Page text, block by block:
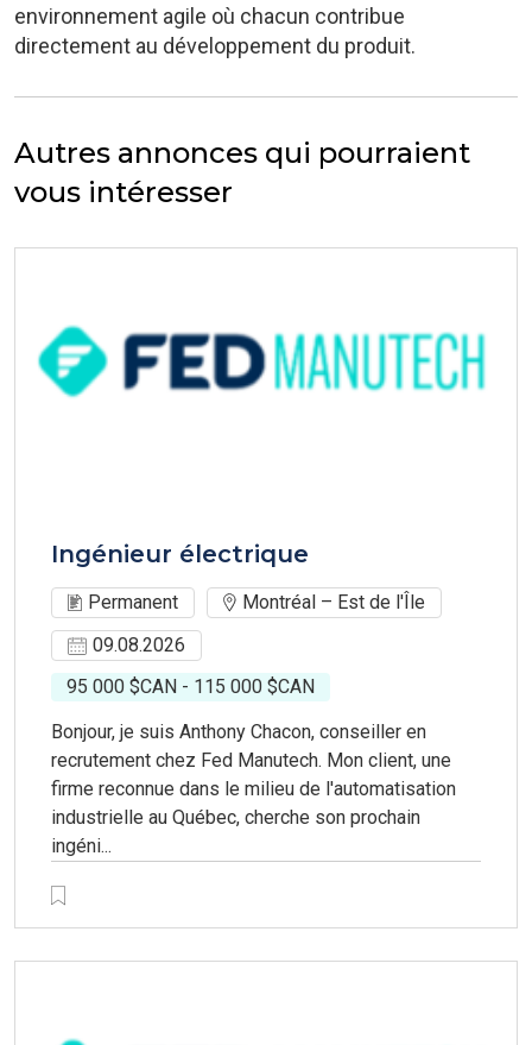
environnement agile où chacun contribue
directement au développement du produit.
Autres annonces qui pourraient
vous intéresser
Ingénieur électrique
Permanent
Montréal – Est de l'Île
09.08.2026
95 000 $CAN - 115 000 $CAN
Bonjour, je suis Anthony Chacon, conseiller en
recrutement chez Fed Manutech. Mon client, une
firme reconnue dans le milieu de l'automatisation
industrielle au Québec, cherche son prochain
ingéni...